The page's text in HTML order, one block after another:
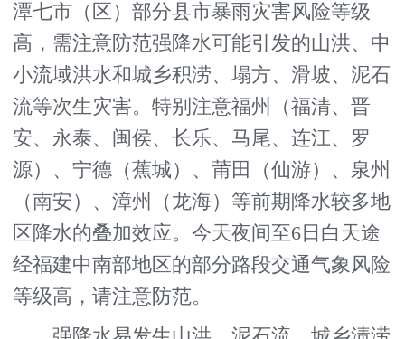
潭七市（区）部分县市暴雨灾害风险等级
高，需注意防范强降水可能引发的山洪、中
小流域洪水和城乡积涝、塌方、滑坡、泥石
流等次生灾害。特别注意福州（福清、晋
安、永泰、闽侯、长乐、马尾、连江、罗
源）、宁德（蕉城）、莆田（仙游）、泉州
（南安）、漳州（龙海）等前期降水较多地
区降水的叠加效应。今天夜间至6日白天途
经福建中南部地区的部分路段交通气象风险
等级高，请注意防范。